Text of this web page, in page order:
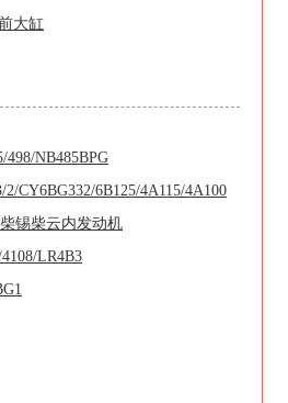
大缸
NB485BPG
CY6BG332/6B125/4A115/4A100
锡柴云内发动机
LR4B3